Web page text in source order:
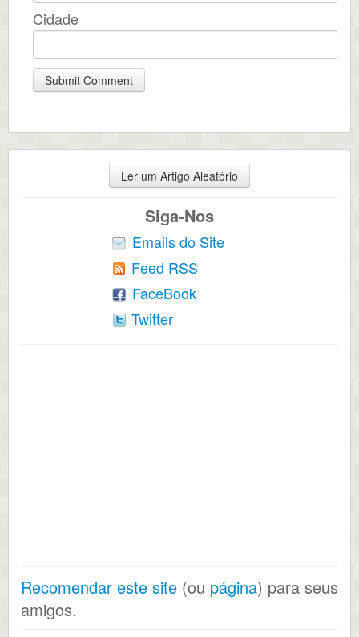
Cidade
Ler um Artigo Aleatório
Siga-Nos
Emails do Site
Feed RSS
FaceBook
Twitter
Recomendar este site (ou página) para seus
amigos.